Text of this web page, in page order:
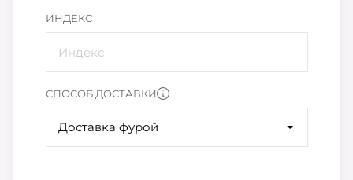
ИНДЕКС
СПОСОБ ДОСТАВКИ
Доставка фурой